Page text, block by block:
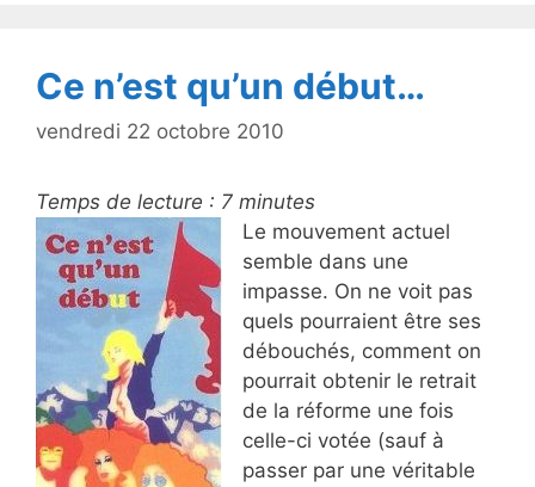
Ce n’est qu’un début…
vendredi 22 octobre 2010
Temps de lecture : 7 minutes
Le mouvement actuel
semble dans une
impasse. On ne voit pas
quels pourraient être ses
débouchés, comment on
pourrait obtenir le retrait
de la réforme une fois
celle-ci votée (sauf à
passer par une véritable